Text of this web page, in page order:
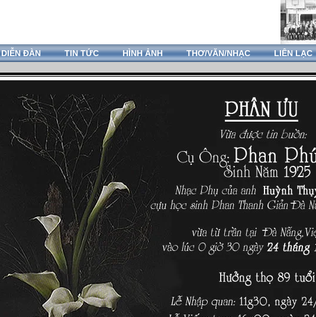
DIỄN ĐÀN TIN TỨC HÌNH ẢNH THƠ/VĂN/NHẠC LIÊN LẠC